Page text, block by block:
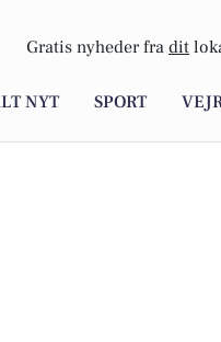
Gratis nyheder fra dit
NYT SPORT